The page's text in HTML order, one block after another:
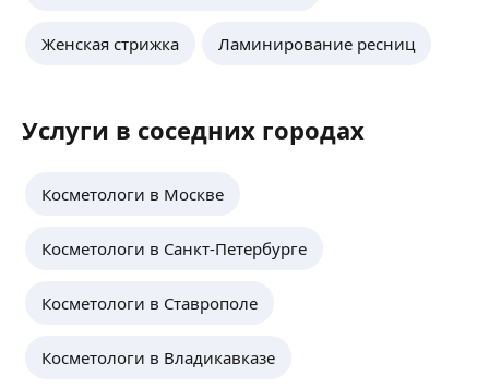
Женская стрижка Ламинирование ресниц
Услуги в соседних городах
Косметологи в Москве
Косметологи в Санкт-Петербурге
Косметологи в Ставрополе
Косметологи в Владикавказе